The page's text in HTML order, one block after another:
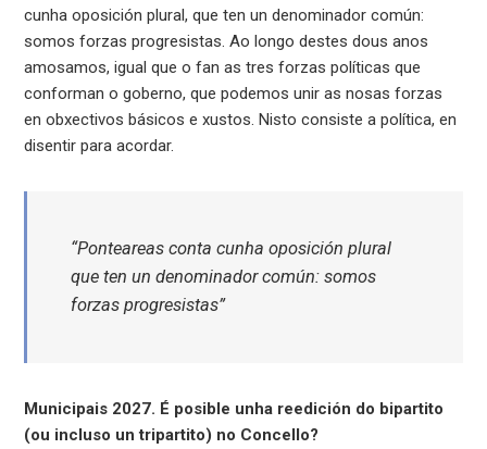
cunha oposición plural, que ten un denominador común:
somos forzas progresistas. Ao longo destes dous anos
amosamos, igual que o fan as tres forzas políticas que
conforman o goberno, que podemos unir as nosas forzas
en obxectivos básicos e xustos. Nisto consiste a política, en
disentir para acordar.
“Ponteareas conta cunha oposición plural
que ten un denominador común: somos
forzas progresistas”
Municipais 2027. É posible unha reedición do bipartito
(ou incluso un tripartito) no Concello?